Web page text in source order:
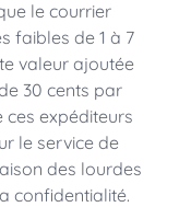
le courrier
faibles de 1 à 7
valeur ajoutée
30 cents par
ces expéditeurs
le service de
des lourdes
confidentialité.